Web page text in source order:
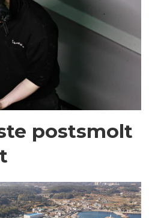
postsmolt